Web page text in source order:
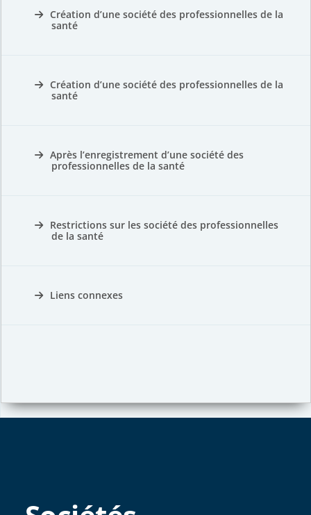
Création d’une société des professionnelles de la
santé
Création d’une société des professionnelles de la
santé
Après l’enregistrement d’une société des
professionnelles de la santé
Restrictions sur les société des professionnelles
de la santé
Liens connexes